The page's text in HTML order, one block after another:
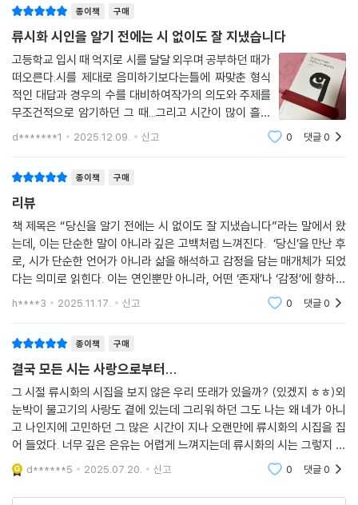
종이책 구매
류시화 시인을 알기 전에는 시 없이도 잘 지냈습니다
고등학교 입시 때 억지로 시를 달달 외우며 공부하던 때가
떠오른다.시를 제대로 음미하기보다는틀에 짜맞춘 형식
적인 대답과 경우의 수를 대비하여작가의 의도와 주제를
무조건적으로 암기하던 그 때...그리고 시간이 많이 흘러
성인이 되고도 사회생활에 찌들어있던 어느 날다시 시집
d*******1 2025.12.09. 신고 0 댓글0
종이책 구매
리뷰
책 제목은 “당신을 알기 전에는 시 없이도 잘 지냈습니다”라는 말에서 왔
는데, 이는 단순한 말이 아니라 깊은 고백처럼 느껴진다. ‘당신’을 만난 후
로, 시가 단순한 언어가 아니라 삶을 해석하고 감정을 담는 매개체가 되었
다는 의미로 읽힌다. 이는 연인뿐만 아니라, 어떤 ‘존재’나 ‘감정’에 향하는
시인의 내면 고백일 수 있다.
h****3 2025.11.17. 신고 0 댓글0
종이책 구매
결국 모든 시는 사랑으로부터...
그 시절 류시화의 시집을 보지 않은 우리 또래가 있을까? (있겠지 ㅎㅎ)외
눈박이 물고기의 사랑도 곁에 있는데 그리워 하던 그도 나는 왜 네가 아니
고 나인지에 고민하던 그 많은 시간이 지나 오랜만에 류시화의 시집을 집
어 들었다. 너무 깊은 은유는 어렵게 느껴지는데 류시화의 시는 그렇지 않
아서 좋다. 그렇다고 요즘 유행하는 것 처럼 단순한 말장난을 하지 않고 진
지하게 이야기한
d******5 2025.07.20. 신고 0 댓글0